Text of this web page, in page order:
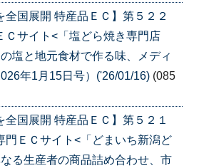
全国展開 特産品ＥＣ】第５２２
サイト<「塩どら焼き専門店
塩と地元食材で作る味、メディ
年1月15日号）('26/01/16) (085
全国展開 特産品ＥＣ】第５２１
ＥＣサイト<「どまいち新潟ど
る生産者の商品詰め合わせ、市